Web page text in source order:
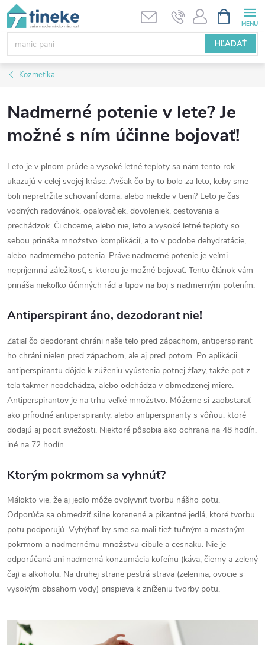
Prejsť
obsah
HĽADAŤ
KOŠÍK
Kozmetika
Nadmerné potenie v lete? Je
možné s ním účinne bojovať!
Leto je v plnom prúde a vysoké letné teploty sa nám tento rok
ukazujú v celej svojej kráse. Avšak čo by to bolo za leto, keby sme
boli nepretržite schovaní doma, alebo niekde v tieni? Leto je čas
vodných radovánok, opaľovačiek, dovoleniek, cestovania a
prechádzok. Či chceme, alebo nie, leto a vysoké letné teploty so
sebou prináša množstvo komplikácií, a to v podobe dehydratácie,
alebo nadmerného potenia. Práve nadmerné potenie je veľmi
nepríjemná záležitosť, s ktorou je možné bojovať. Tento článok vám
prináša niekoľko účinných rád a tipov na boj s nadmerným potením.
Antiperspirant áno, dezodorant nie!
Zatiaľ čo deodorant chráni naše telo pred zápachom, antiperspirant
ho chráni nielen pred zápachom, ale aj pred potom. Po aplikácii
antiperspirantu dôjde k zúženiu vyústenia potnej žľazy, takže pot z
tela takmer neodchádza, alebo odchádza v obmedzenej miere.
Antiperspirantov je na trhu veľké množstvo. Môžeme si zaobstarať
ako prírodné antiperspiranty, alebo antiperspiranty s vôňou, ktoré
dodajú aj pocit sviežosti. Niektoré pôsobia ako ochrana na 48 hodín,
iné na 72 hodín.
Ktorým pokrmom sa vyhnúť?
Málokto vie, že aj jedlo môže ovplyvniť tvorbu nášho potu.
Odporúča sa obmedziť silne korenené a pikantné jedlá, ktoré tvorbu
potu podporujú. Vyhýbať by sme sa mali tiež tučným a mastným
pokrmom a nadmernému množstvu cibule a cesnaku. Nie je
odporúčaná ani nadmerná konzumácia kofeínu (káva, čierny a zelený
čaj) a alkoholu. Na druhej strane pestrá strava (zelenina, ovocie s
vysokým obsahom vody) prispieva k zníženiu tvorby potu.